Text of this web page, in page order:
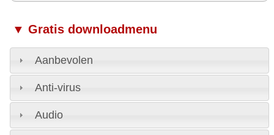
▼ Gratis downloadmenu
Aanbevolen
Anti-virus
Audio